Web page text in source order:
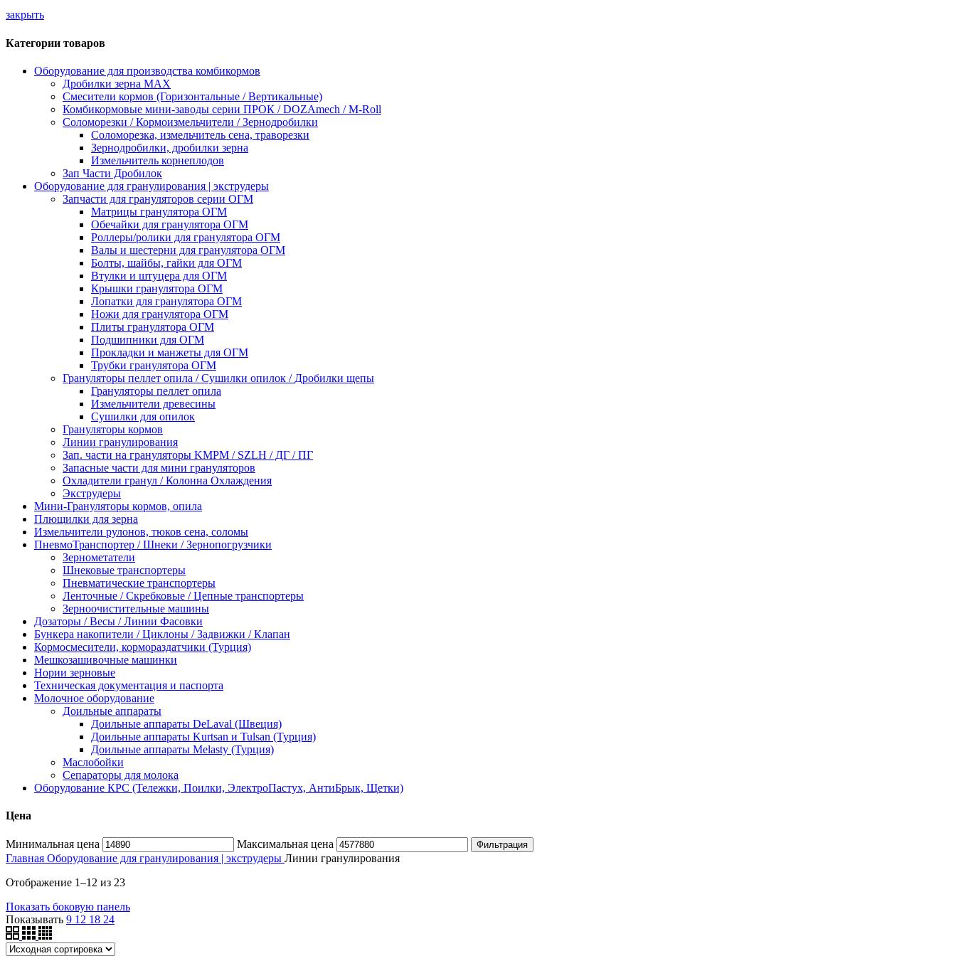
закрыть
Категории товаров
Оборудование для производства комбикормов
Дробилки зерна МАХ
Смесители кормов (Горизонтальные / Вертикальные)
Комбикормовые мини-заводы серии ПРОК / DOZAmech / M-Roll
Соломорезки / Кормоизмельчители / Зернодробилки
Соломорезка, измельчитель сена, траворезки
Зернодробилки, дробилки зерна
Измельчитель корнеплодов
Зап Части Дробилок
Оборудование для гранулирования | экструдеры
Запчасти для грануляторов серии ОГМ
Матрицы гранулятора ОГМ
Обечайки для гранулятора ОГМ
Роллеры/ролики для гранулятора ОГМ
Валы и шестерни для гранулятора ОГМ
Болты, шайбы, гайки для ОГМ
Втулки и штуцера для ОГМ
Крышки гранулятора ОГМ
Лопатки для гранулятора ОГМ
Ножи для гранулятора ОГМ
Плиты гранулятора ОГМ
Подшипники для ОГМ
Прокладки и манжеты для ОГМ
Трубки гранулятора ОГМ
Грануляторы пеллет опила / Сушилки опилок / Дробилки щепы
Грануляторы пеллет опила
Измельчители древесины
Сушилки для опилок
Грануляторы кормов
Линии гранулирования
Зап. части на грануляторы KMPM / SZLH / ДГ / ПГ
Запасные части для мини грануляторов
Охладители гранул / Колонна Охлаждения
Экструдеры
Мини-Грануляторы кормов, опила
Плющилки для зерна
Измельчители рулонов, тюков сена, соломы
ПневмоТранспортер / Шнеки / Зернопогрузчики
Зернометатели
Шнековые транспортеры
Пневматические транспортеры
Ленточные / Скребковые / Цепные транспортеры
Зерноочистительные машины
Дозаторы / Весы / Линии Фасовки
Бункера накопители / Циклоны / Задвижки / Клапан
Кормосмесители, кормораздатчики (Турция)
Мешкозашивочные машинки
Нории зерновые
Техническая документация и паспорта
Молочное оборудование
Доильные аппараты
Доильные аппараты DeLaval (Швеция)
Доильные аппараты Kurtsan и Tulsan (Турция)
Доильные аппараты Melasty (Турция)
Маслобойки
Сепараторы для молока
Оборудование КРС (Тележки, Поилки, ЭлектроПастух, АнтиБрык, Щетки)
Цена
Минимальная цена Максимальная цена Фильтрация
Главная Оборудование для гранулирования | экструдеры Линии гранулирования
Отображение 1–12 из 23
Показать боковую панель
Показывать 9 12 18 24